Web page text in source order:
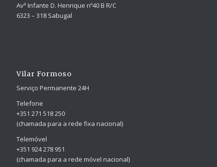
Avª Infante D. Henrique nº40 B R/C
6323 – 318 Sabugal
Vilar Formoso
Serviço Permanente 24H
Telefone
+351 271 518 250
(chamada para a rede fixa nacional)
Telemóvel
+351 924 278 951
(chamada para a rede móvel nacional)